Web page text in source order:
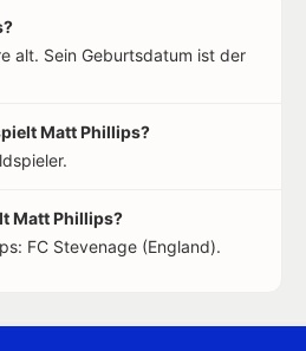
alt. Sein Geburtsdatum ist der
Matt Phillips?
Matt Phillips?
FC Stevenage (England).